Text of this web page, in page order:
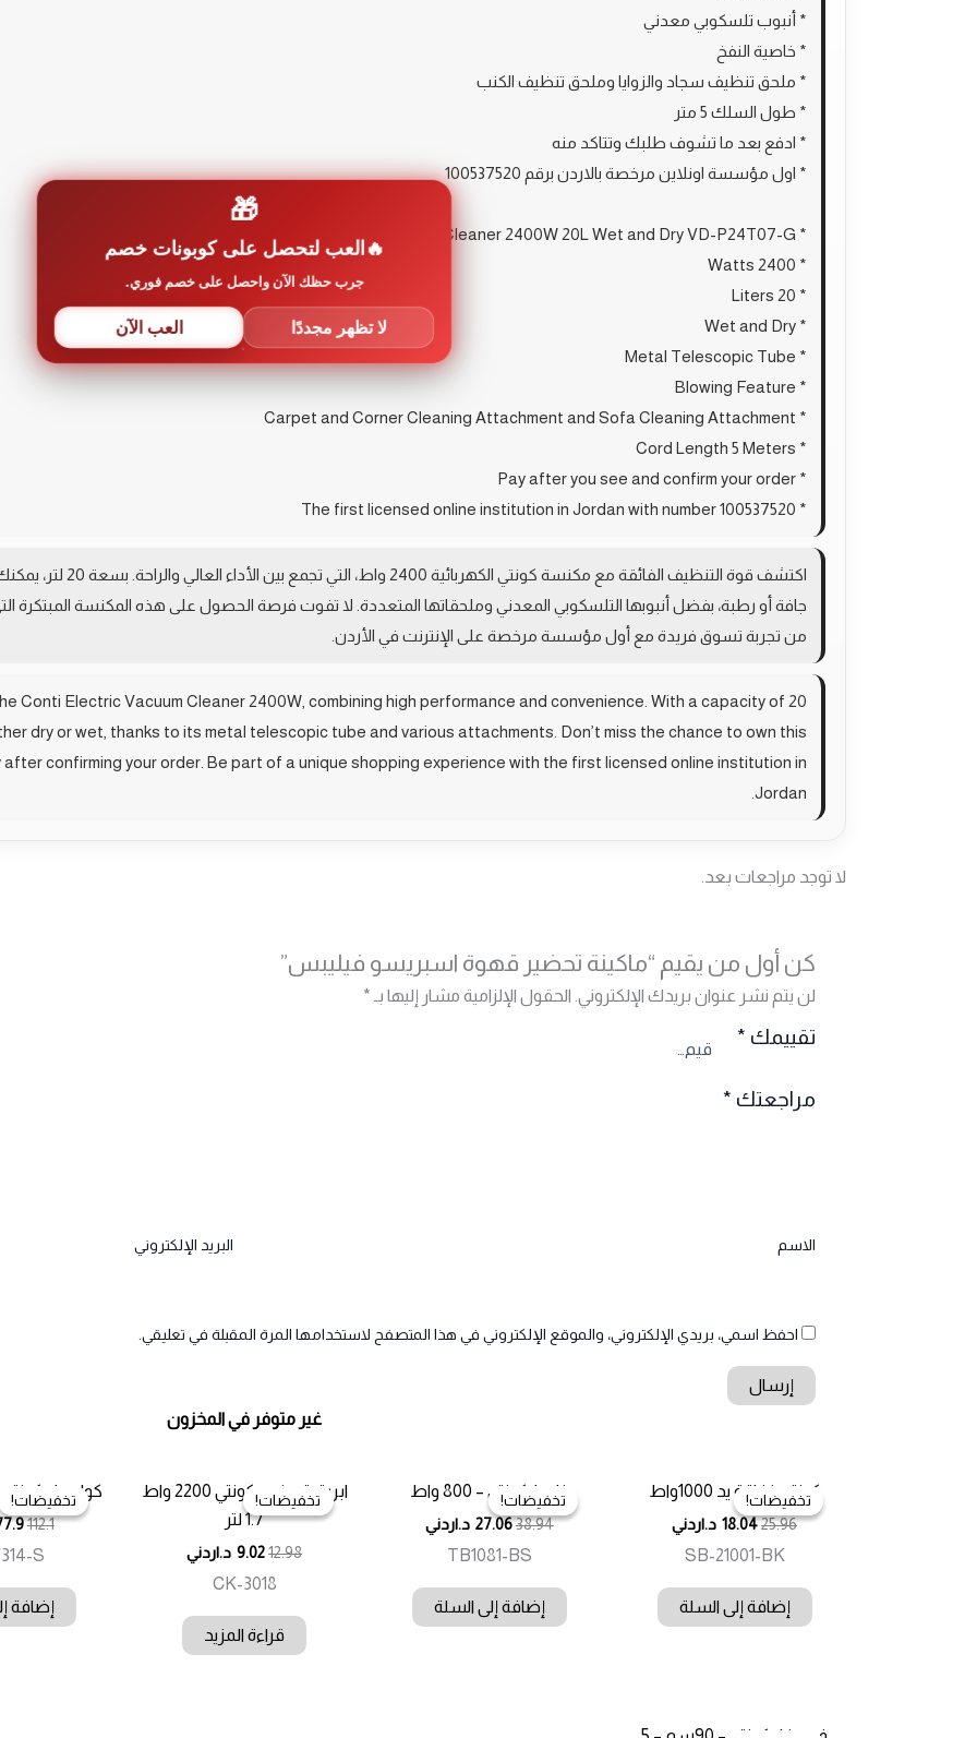
* أنبوب تلسكوبي معدني
* خاصية النفخ
* ملحق تنظيف سجاد والزوايا وملحق تنظيف الكنب
* طول السلك 5 متر
* ادفع بعد ما تشوف طلبك وتتاكد منه
* اول مؤسسة اونلاين مرخصة بالاردن برقم 100537520
* Conti Vacuum Cleaner 2400W 20L Wet and Dry VD-P24T07-G
* 2400 Watts
* 20 Liters
* Wet and Dry
* Metal Telescopic Tube
* Blowing Feature
* Carpet and Corner Cleaning Attachment and Sofa Cleaning Attachment
* Cord Length 5 Meters
* Pay after you see and confirm your order
* The first licensed online institution in Jordan with number 100537520
اكتشف قوة التنظيف الفائقة
جافة أو رطبة، بفضل أنبوبها التلسكوبي المعدني وملحقاتها المتعددة. لا تفوت فرصة الحصول على هذه المكنسة المبتكرة
من تجربة تسوق فريدة مع أول مؤسسة مرخصة على الإنترنت في الأردن.
Conti Electric Vacuum Cleaner 2400W, combining high performance and convenience. With a capacity of 20
dry or wet, thanks to its metal telescopic tube and various attachments. Don’t miss the chance to own this
confirming your order. Be part of a unique shopping experience with the first licensed online institution in
Jordan.
لا توجد مراجعات بعد.
كن أول من يقيم “ماكينة تحضير قهوة اسبريسو فيليبس”
لن يتم نشر عنوان بريدك الإلكتروني. الحقول الإلزامية مشار إليها بـ *
تقييمك *
مراجعتك *
الاسم البريد الإلكتروني
احفظ اسمي، بريدي الإلكتروني، والموقع الإلكتروني في هذا المتصفح لاستخدامها المرة المقبلة في تعليقي.
تخفيضات!
تخفيضات!
كونتي خفاقة يد 1000واط
25.96
18.04 د.اردني
SB-21001-BK
إضافة إلى السلة
تخفيضات!
تخفيضات!
خلاط كونتي – 800 واط
38.94
27.06 د.اردني
TB1081-BS
إضافة إلى السلة
تخفيضات!
غير متوفر في المخزون
تخفيضات!
ابريق تسخين كونتي 2200 واط
1.7 لتر
12.98
9.02 د.اردني
CK-3018
قراءة المزيد
تخفيضات!
تخفيضات!
كولر ماء كونتي 3حنفيات كبس
112.1
S
إضافة
🎁
العب لتحصل على كوبونات خصم
جرب حظك الآن واحصل على خصم فوري.
لا تظهر مجددًا العب الآن